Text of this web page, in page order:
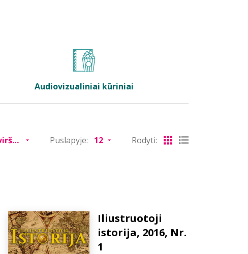
Audiovizualiniai kūriniai
Puslapyje: Rodyti:
Iliustruotoji
istorija, 2016, Nr.
1